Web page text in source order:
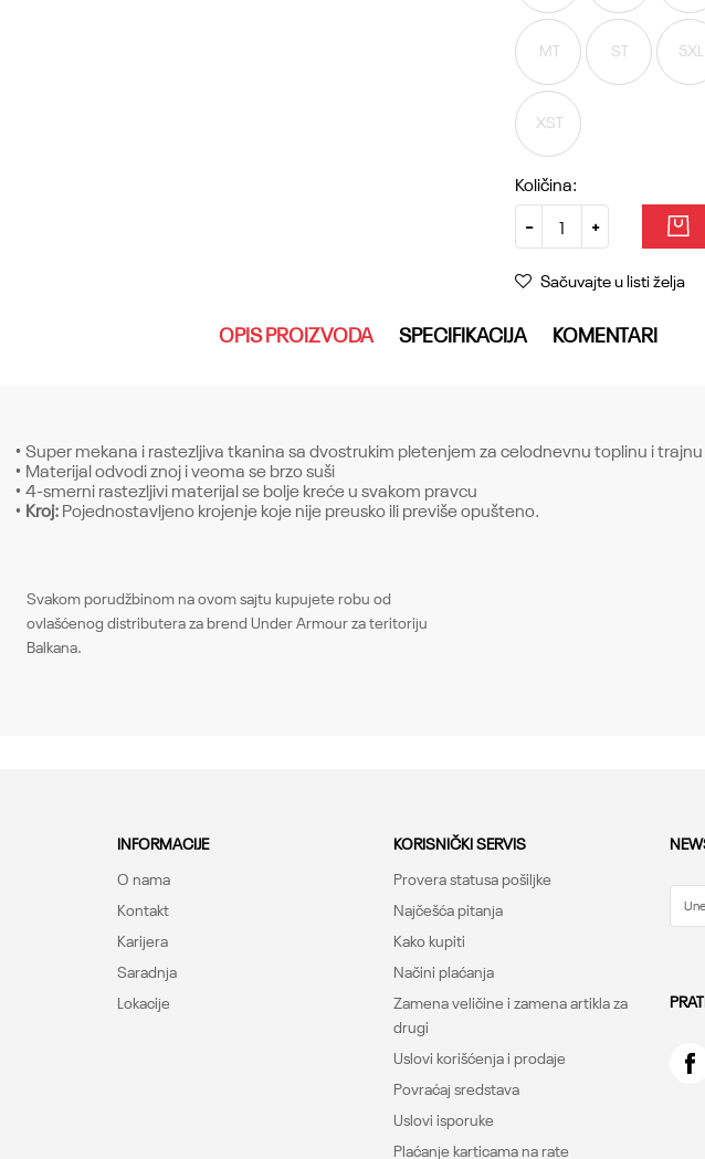
MT ST 5XL
XST
Količina:
Sačuvajte u listi želja
OPIS PROIZVODA SPECIFIKACIJA KOMENTARI
• Super mekana i rastezljiva tkanina sa dvostrukim pletenjem za celodnevnu toplinu i
• Materijal odvodi znoj i veoma se brzo suši
• 4-smerni rastezljivi materijal se bolje kreće u svakom pravcu
• Kroj:Pojednostavljeno krojenje koje nije preusko ili previše opušteno.
Kategorija
Pol
Pošalji
Svakom porudžbinom na ovom sajtu kupujete robu od
ovlašćenog distributera za brend Under Armour za teritoriju
Balkana.
INFORMACIJE
O nama
Kontakt
Karijera
Saradnja
Lokacije
KORISNIČKI SERVIS
Provera statusa pošiljke
Najčešća pitanja
Kako kupiti
Načini plaćanja
Zamena veličine i zamena artikla za
drugi
Uslovi korišćenja i prodaje
Povraćaj sredstava
Uslovi isporuke
Plaćanje karticama na rate